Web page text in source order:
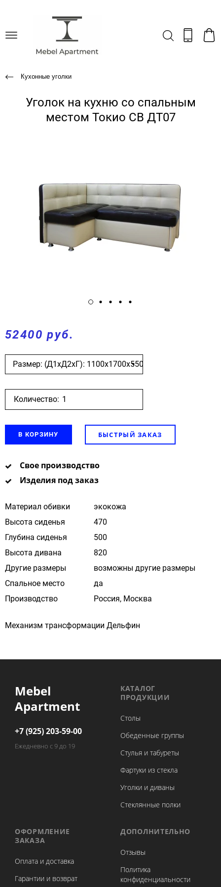
Кухонные уголки
Уголок на кухню со спальным
местом Токио СВ ДТ07
52400 руб.
Размер: (Д1хД2хГ): 1100х1700х550
Количество:
В КОРЗИНУ БЫСТРЫЙ ЗАКАЗ
Свое производство
Изделия под заказ
Материал обивки
экокожа
Высота сиденья
470
Глубина сиденья
500
Высота дивана
820
Другие размеры
возможны другие размеры
Спальное место
да
Производство
Россия, Москва
Механизм трансформации Дельфин
Mebel
Apartment
+7 (925) 203-59-00
Ежедневно с 9 до 19
КАТАЛОГ
ПРОДУКЦИИ
Столы
Обеденные группы
Стулья и табуреты
Фартуки из стекла
Уголки и диваны
Стеклянные полки
ОФОРМЛЕНИЕ
ЗАКАЗА
Оплата и доставка
Гарантии и возврат
ДОПОЛНИТЕЛЬНО
Отзывы
Политика
конфиденциальности